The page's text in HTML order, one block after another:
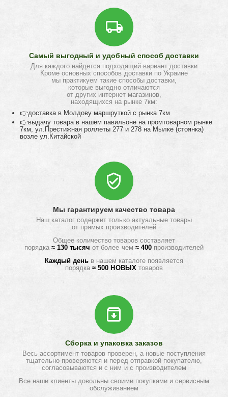
Самый выгодный и удобный способ доставки
Для каждого найдется подходящий вариант доставки
Кроме основных способов доставки по Украине
мы практикуем такие способы доставки,
которые выгодно отличаются
от других интернет магазинов,
находящихся на рынке 7км:
👉доставка в Молдову маршруткой с рынка 7км
👉выдачу товара в нашем павильоне на промтоварном рынке
7км, ул.Престижная роллеты 277 и 278 на Мылке (стоянка)
возле ул.Китайской
Мы гарантируем качество товара
Наш каталог содержит только актуальные товары
от прямых производителей
Общее количество товаров составляет
порядка≈ 130 тысяч от более чем ≈ 400 производителей
Каждый деньв нашем каталоге появляется
порядка≈ 500 НОВЫХ товаров
Сборка и упаковка заказов
Весь ассортимент товаров проверен, а новые поступления
тщательно проверяются и перед отправкой покупателю,
согласовываются и с ним и с производителем
Все наши клиенты довольны своими покупками и сервисным
обслуживанием